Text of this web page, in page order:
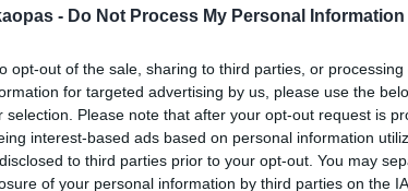
- Do Not Process My Personal Information
opt-out of the sale, sharing to third parties, or
for targeted advertising by us, please use the
selection. Please note that after your opt-out request is
interest-based ads based on personal information
to third parties prior to your opt-out. You may
of your personal information by third parties on the
laskiaiskarnevaalit ovat suuri juhla, ei tällöin
osista. Tällöin on kuitenkin varmuuden vuoksi hyvä
toimii Espanjan sisällissodan uhreja
elämän keskus. Kaupungin suosituimpia